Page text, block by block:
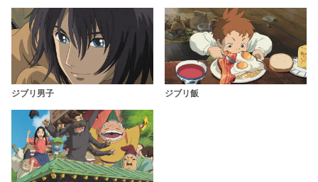
ジブリ男子 ジブリ飯